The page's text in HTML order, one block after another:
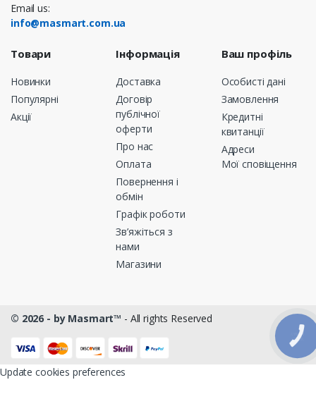
Email us:
info@masmart.com.ua
Товари
Новинки
Популярні
Акції
Інформація
Доставка
Договір
публічної
оферти
Про нас
Оплата
Повернення і
обмін
Графік роботи
Зв’яжіться з
нами
Магазини
Ваш профіль
Особисті дані
Замовлення
Кредитні
квитанції
Адреси
Мої сповіщення
© 2026 - by Masmart™ - All rights Reserved
Update cookies preferences
КНОПКА
ЗВ'ЯЗКУ